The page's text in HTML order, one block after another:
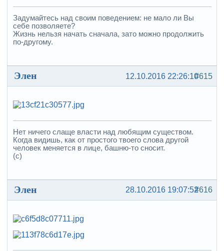
Задумайтесь над своим поведением: не мало ли Вы
себе позволяете?
Жизнь нельзя начать сначала, зато можно продолжить
по-другому.
#615
12.10.2016 22:26:10
Элен
Нет ничего слаще власти над любящим существом.
Когда видишь, как от простого твоего слова другой
человек меняется в лице, башню-то сносит.
(с)
#616
28.10.2016 19:07:52
Элен